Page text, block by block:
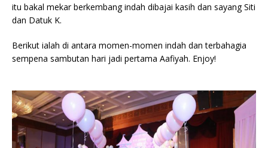
itu bakal mekar berkembang indah dibajai kasih dan sayang Siti
dan Datuk K.
Berikut ialah di antara momen-momen indah dan terbahagia
sempena sambutan hari jadi pertama Aafiyah. Enjoy!